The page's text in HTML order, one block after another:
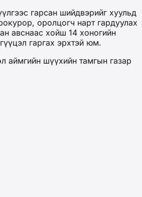
гарсан шийдвэрийг хуульд
оролцогч нарт гардуулах
авснаас хойш 14 хоногийн
гаргах эрхтэй юм.
аймгийн шүүхийн тамгын газар